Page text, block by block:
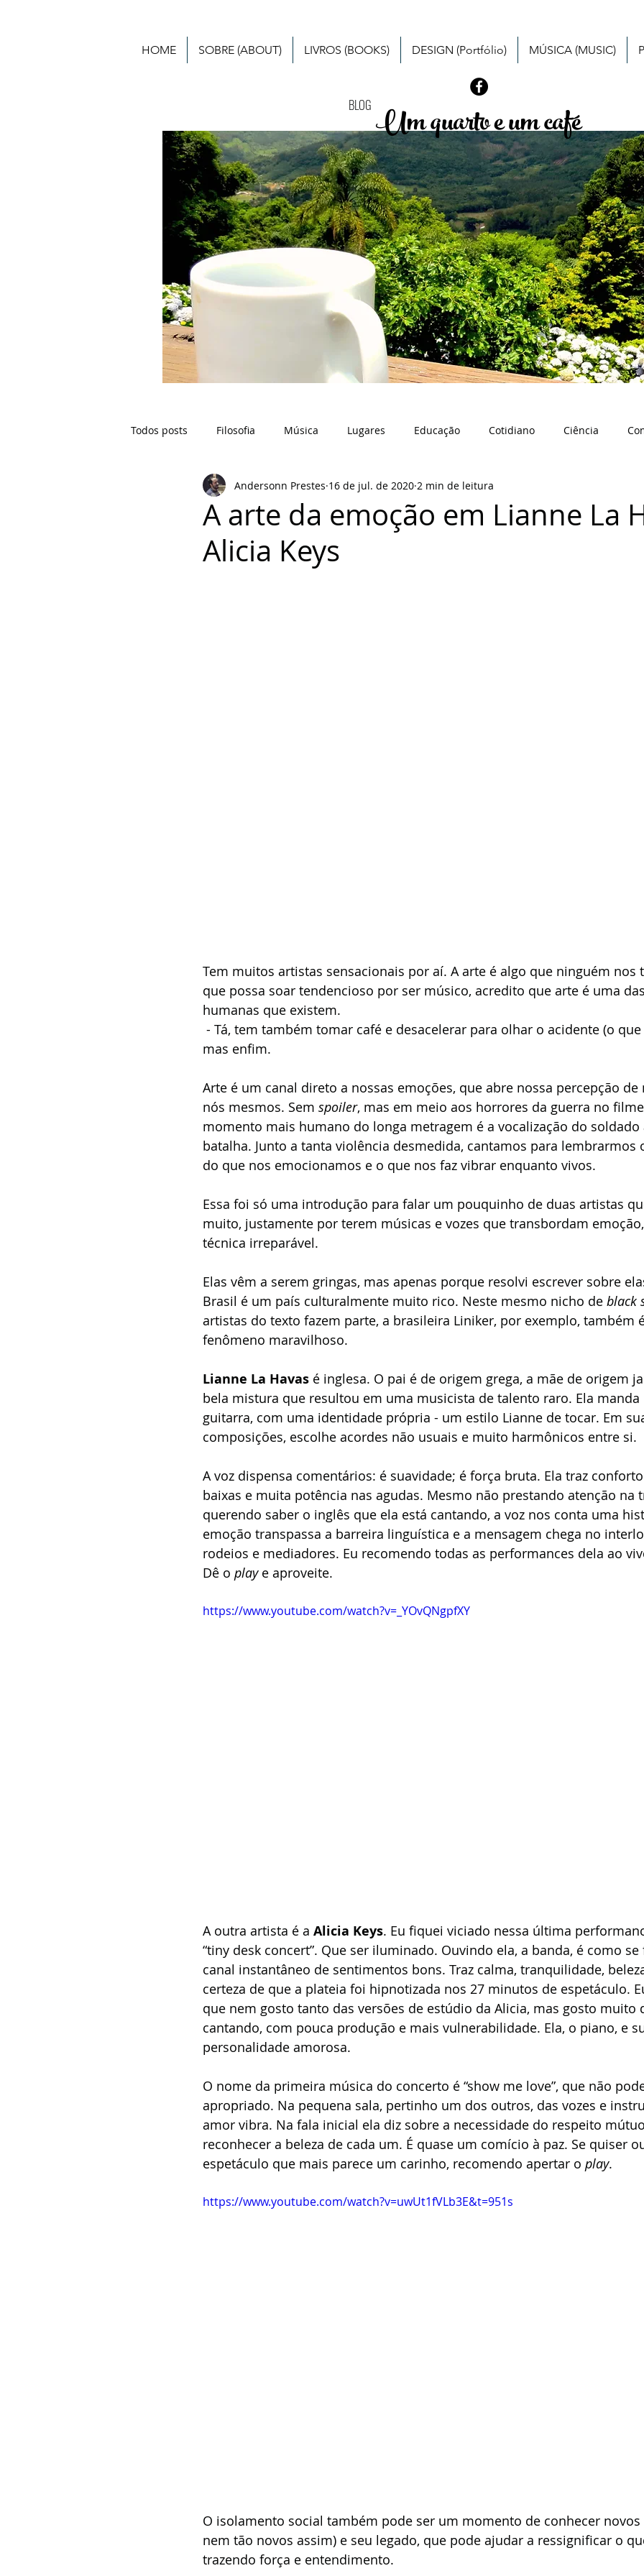
HOME SOBRE (ABOUT) LIVROS (BOOKS) DESIGN (Portfólio) MÚSICA (MUSIC)
Um quarto e um café
BLOG
Todos posts Filosofia Música Lugares Educação Cotidiano Ciência
A arte da emoção em Lianne La
Alicia Keys
Andersonn Prestes 16 de jul. de 2020 2 min de leitura
Tem muitos artistas sensacionais por aí. A arte é algo que ninguém nos
que possa soar tendencioso por ser músico, acredito que arte é uma
humanas que existem.
- Tá, tem também tomar café e desacelerar para olhar o acidente (o que
mas enfim.
Arte é um canal direto a nossas emoções, que abre nossa percepção
nós mesmos. Sem spoiler, mas em meio aos horrores da guerra no filme
momento mais humano do longa metragem é a vocalização do soldado
batalha. Junto a tanta violência desmedida, cantamos para lembrarmos
do que nos emocionamos e o que nos faz vibrar enquanto vivos.
Essa foi só uma introdução para falar um pouquinho de duas artistas
muito, justamente por terem músicas e vozes que transbordam
técnica irreparável.
Elas vêm a serem gringas, mas apenas porque resolvi escrever sobre
Brasil é um país culturalmente muito rico. Neste mesmo nicho de black
artistas do texto fazem parte, a brasileira Liniker, por exemplo, também
fenômeno maravilhoso.
Lianne La Havas é inglesa. O pai é de origem grega, a mãe de origem
bela mistura que resultou em uma musicista de talento raro. Ela
guitarra, com uma identidade própria - um estilo Lianne de tocar. Em
composições, escolhe acordes não usuais e muito harmônicos entre si.
A voz dispensa comentários: é suavidade; é força bruta. Ela traz
baixas e muita potência nas agudas. Mesmo não prestando atenção na
querendo saber o inglês que ela está cantando, a voz nos conta uma
emoção transpassa a barreira linguística e a mensagem chega no
rodeios e mediadores. Eu recomendo todas as performances dela ao
Dê o play e aproveite.
https://www.youtube.com/watch?v=_YOvQNgpfXY
A outra artista é a Alicia Keys. Eu fiquei viciado nessa última
“tiny desk concert”. Que ser iluminado. Ouvindo ela, a banda, é como se
canal instantâneo de sentimentos bons. Traz calma, tranquilidade,
certeza de que a plateia foi hipnotizada nos 27 minutos de espetáculo.
que nem gosto tanto das versões de estúdio da Alicia, mas gosto muito
cantando, com pouca produção e mais vulnerabilidade. Ela, o piano, e
personalidade amorosa.
O nome da primeira música do concerto é “show me love”, que não
apropriado. Na pequena sala, pertinho um dos outros, das vozes e
amor vibra. Na fala inicial ela diz sobre a necessidade do respeito
reconhecer a beleza de cada um. É quase um comício à paz. Se quiser
espetáculo que mais parece um carinho, recomendo apertar o play.
https://www.youtube.com/watch?v=uwUt1fVLb3E&t=951s
O isolamento social também pode ser um momento de conhecer novos
nem tão novos assim) e seu legado, que pode ajudar a ressignificar o
trazendo força e entendimento.